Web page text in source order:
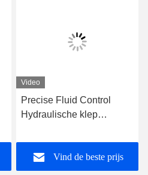
Video
Precise Fluid Control
Hydraulische klep
Hydraulische
vergrendelingsklep OEM
Vind de beste prijs